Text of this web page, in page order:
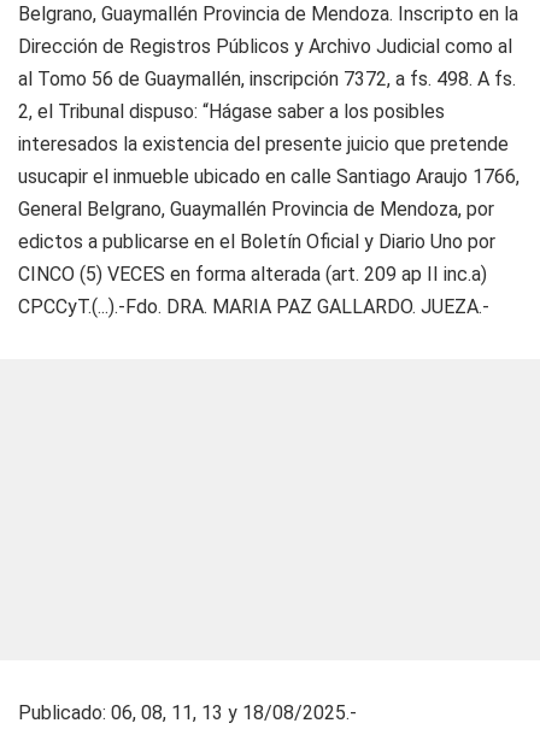
Belgrano, Guaymallén Provincia de Mendoza. Inscripto en la
Dirección de Registros Públicos y Archivo Judicial como al
al Tomo 56 de Guaymallén, inscripción 7372, a fs. 498. A fs.
2, el Tribunal dispuso: “Hágase saber a los posibles
interesados la existencia del presente juicio que pretende
usucapir el inmueble ubicado en calle Santiago Araujo 1766,
General Belgrano, Guaymallén Provincia de Mendoza, por
edictos a publicarse en el Boletín Oficial y Diario Uno por
CINCO (5) VECES en forma alterada (art. 209 ap II inc.a)
CPCCyT.(...).-Fdo. DRA. MARIA PAZ GALLARDO. JUEZA.-
Publicado: 06, 08, 11, 13 y 18/08/2025.-